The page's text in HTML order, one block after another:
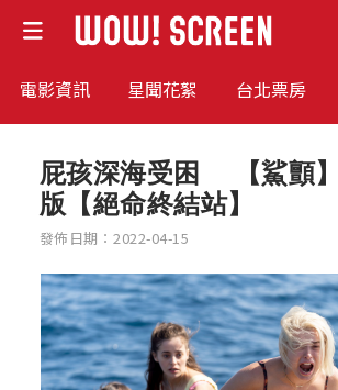
電影資訊 星聞花絮 台北票房
屁孩深海受困 【鯊顫
版【絕命終結站】
發佈日期：2022-04-15